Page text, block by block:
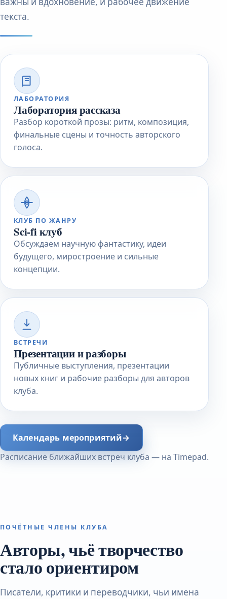
текста.
ЛАБОРАТОРИЯ
Лаборатория рассказа
Разбор короткой прозы: ритм, композиция,
финальные сцены и точность авторского
голоса.
КЛУБ ПО ЖАНРУ
Sci-fi клуб
Обсуждаем научную фантастику, идеи
будущего, миростроение и сильные
концепции.
ВСТРЕЧИ
Презентации и разборы
Публичные выступления, презентации
новых книг и рабочие разборы для авторов
клуба.
Календарь мероприятий→
Расписание ближайших встреч клуба — на Timepad.
ПОЧЁТНЫЕ ЧЛЕНЫ КЛУБА
Авторы, чьё творчество
стало ориентиром
Писатели, критики и переводчики, чьи имена